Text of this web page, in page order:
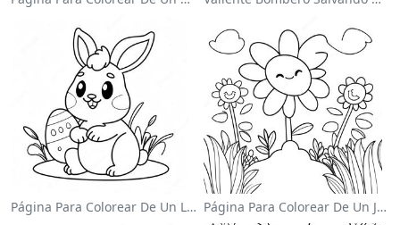
Página Para Colorear De Un Lindo Conejo De Pascua Página Para Colorear De Un Jardín De Flores Coloridas